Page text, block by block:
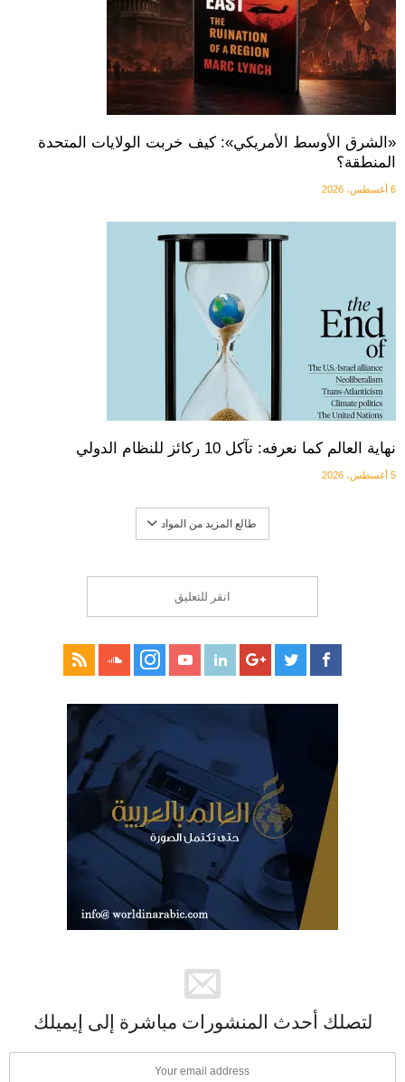
«الشرق الأوسط الأمريكي»: كيف خربت الولايات المتحدة
المنطقة؟
6 أغسطس، 2026
نهاية العالم كما نعرفه: تآكل 10 ركائز للنظام الدولي
5 أغسطس، 2026
طالع المزيد من المواد
انقر للتعليق
لتصلك أحدث المنشورات مباشرة إلى إيميلك